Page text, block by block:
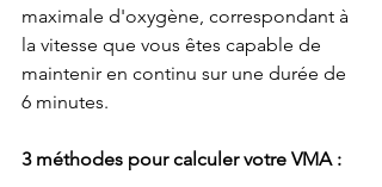
maximale d'oxygène, correspondant à
la vitesse que vous êtes capable de
maintenir en continu sur une durée de
6 minutes.
3 méthodes pour calculer votre VMA :